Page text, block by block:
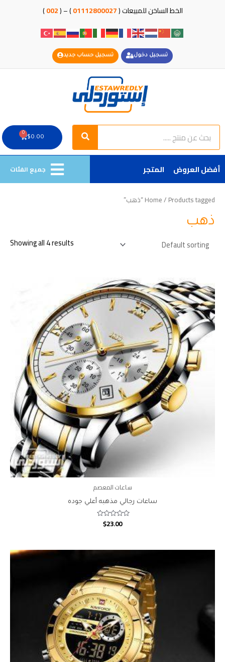
الخط الساخن للمبيعات (01112800027
) – (
002
)
تسجيل دخول تسجيل حساب جديد
Search
Search
$0.00
0
Cart
أفضل العروض المتجر جميع الفئات
Home/ Products tagged “ذهب”
ذهب
Showing all 4 results
ساعات المعصم
ساعات رجالي مذهبه أعلي جوده
Rated
$23.00